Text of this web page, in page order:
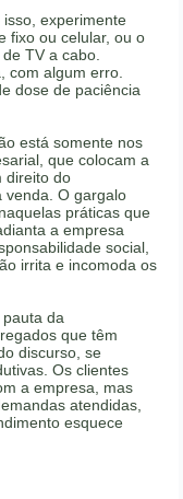
experimente
fixo ou celular, ou o
TV a cabo.
com algum erro.
dose de paciência
está somente nos
que colocam a
direito do
venda. O gargalo
práticas que
a empresa
social,
irrita e incomoda os
da
que têm
discurso, se
Os clientes
a empresa, mas
atendidas,
esquece